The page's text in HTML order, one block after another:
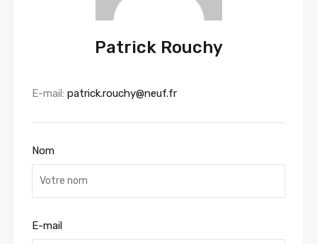
Patrick Rouchy
E-mail: patrick.rouchy@neuf.fr
Nom
E-mail